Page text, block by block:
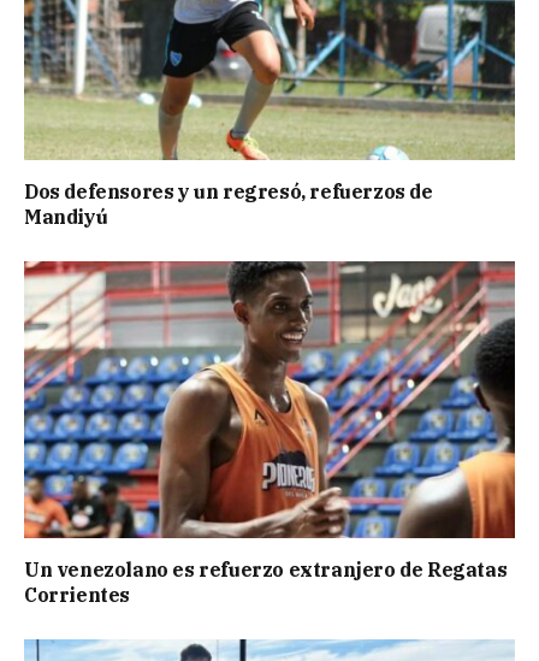
Dos defensores y un regresó, refuerzos de
Mandiyú
Un venezolano es refuerzo extranjero de Regatas
Corrientes